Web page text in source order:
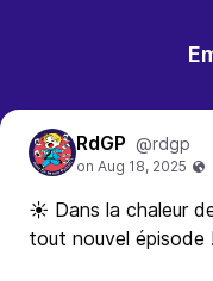
RdGP @rdgp
☀️ Dans la chaleur
tout nouvel